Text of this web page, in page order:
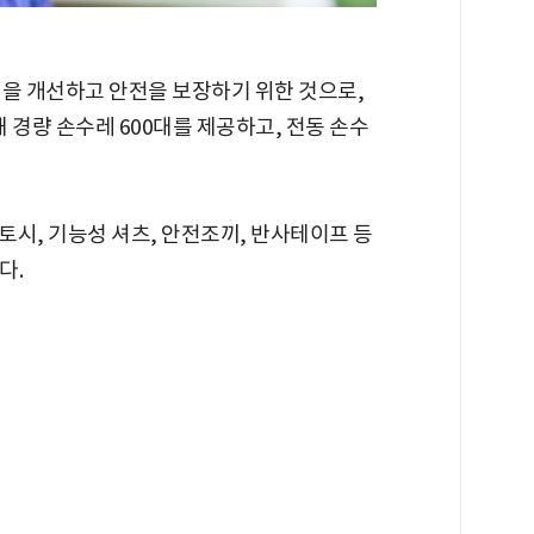
개선하고 안전을 보장하기 위한 것으로,
량 손수레 600대를 제공하고, 전동 손수
시, 기능성 셔츠, 안전조끼, 반사테이프 등
.